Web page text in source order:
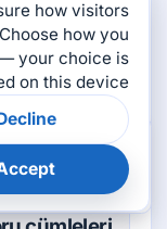
cümleler
grammar · A2
Grammar
هل كانت هذه
👍
how visitors
how you
your choice is
on this device.